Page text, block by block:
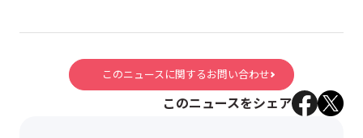
このニュースに関するお問い合わせ
このニュースをシェア